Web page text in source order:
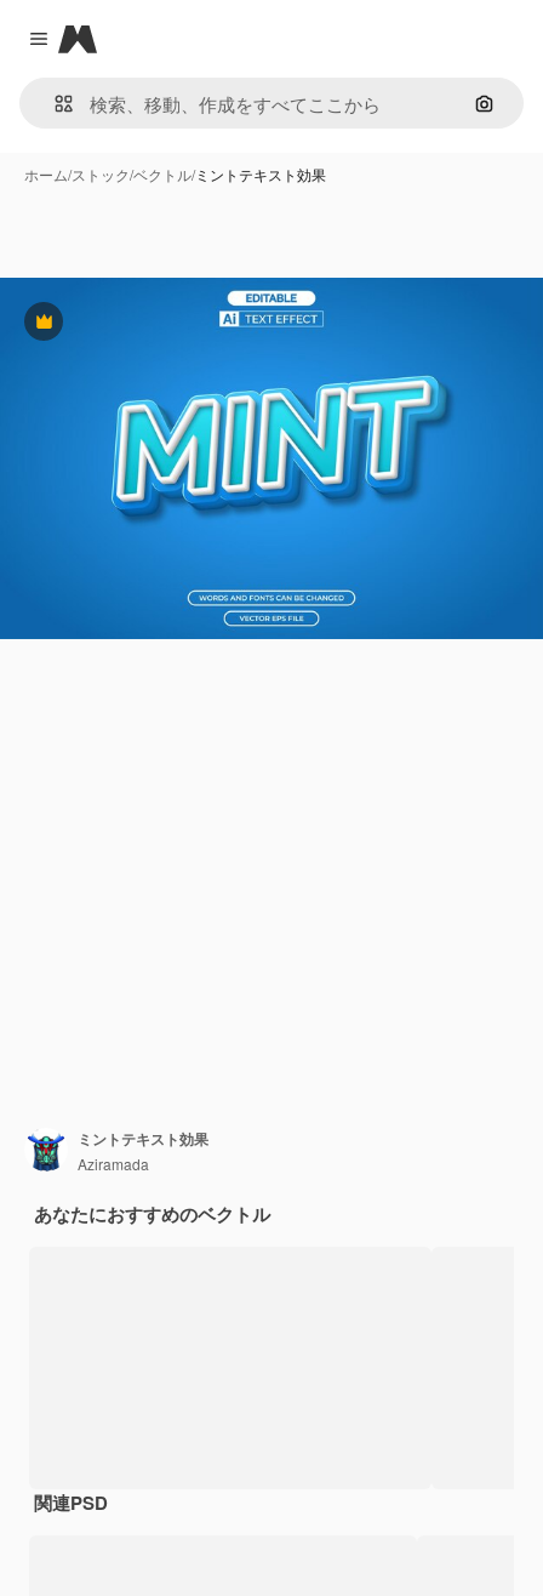
Close menu
Magnific
画像で
ホーム/ストック/ベクトル/ミントテキスト効果
Premium
ミントテキスト効果
Aziramada
あなたにおすすめのベクトル
関連PSD